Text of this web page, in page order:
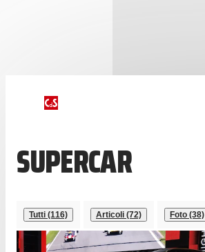
SUPERCAR
Tutti (116) Articoli (72) Foto (38)